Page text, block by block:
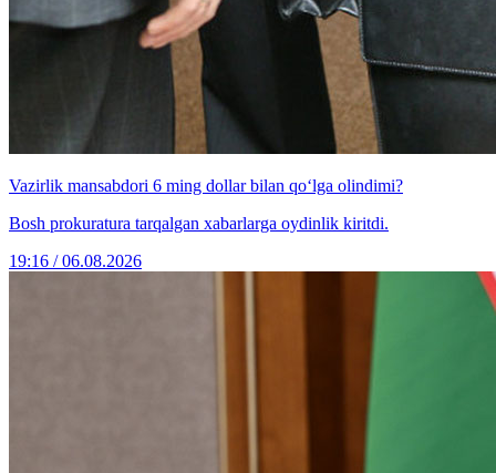
Vazirlik mansabdori 6 ming dollar bilan qo‘lga olindimi?
Bosh prokuratura tarqalgan xabarlarga oydinlik kiritdi.
19:16 / 06.08.2026